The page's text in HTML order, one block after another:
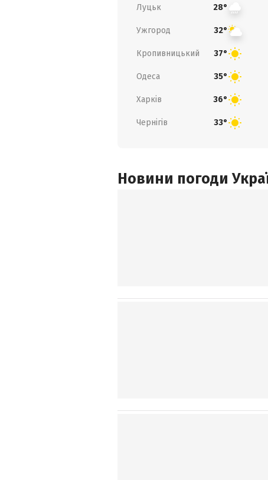
Луцьк 28°
Ужгород 32°
Кропивницький 37°
Одеса 35°
Харків 36°
Чернігів 33°
Новини погоди